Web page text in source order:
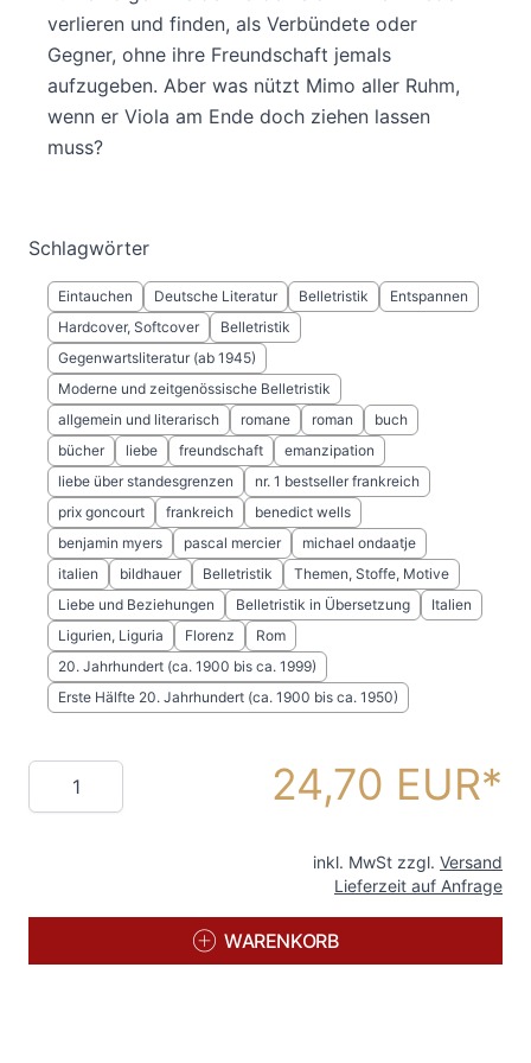
verlieren und finden, als Verbündete oder
Gegner, ohne ihre Freundschaft jemals
aufzugeben. Aber was nützt Mimo aller Ruhm,
wenn er Viola am Ende doch ziehen lassen
muss?
Schlagwörter
Eintauchen Deutsche Literatur Belletristik
Entspannen
Hardcover, Softcover
Belletristik
Gegenwartsliteratur (ab 1945)
Moderne und zeitgenössische Belletristik
allgemein und literarisch
romane roman
buch
bücher
liebe freundschaft
emanzipation
liebe über standesgrenzen
nr. 1 bestseller frankreich
prix goncourt
frankreich
benedict wells
benjamin myers
pascal mercier
michael ondaatje
italien
bildhauer Belletristik
Themen, Stoffe, Motive
Liebe und Beziehungen
Belletristik in Übersetzung
Italien
Ligurien, Liguria
Florenz
Rom
20. Jahrhundert (ca. 1900 bis ca. 1999)
Erste Hälfte 20. Jahrhundert (ca. 1900 bis ca. 1950)
Menge 24,70 EUR
inkl. MwSt zzgl. Versand
Lieferzeit auf Anfrage
WARENKORB